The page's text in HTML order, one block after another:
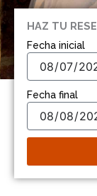
HAZ TU
Fecha inicial
Fecha final